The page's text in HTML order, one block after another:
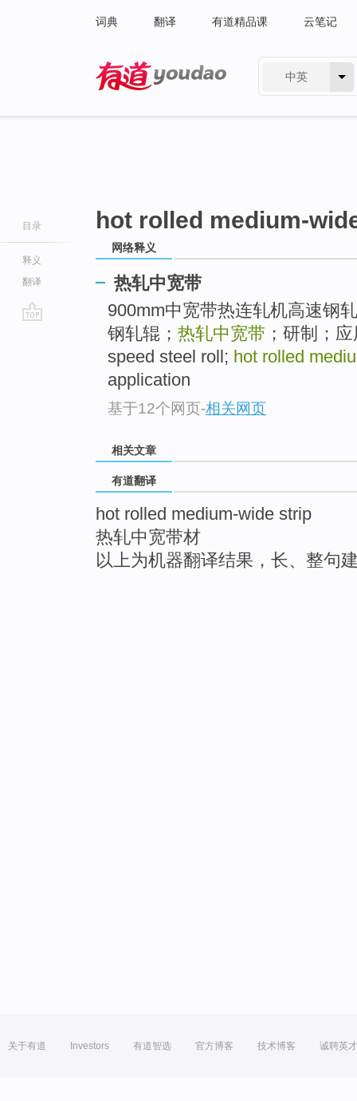
词典 翻译 有道精品课 云笔记
中英
目录
释义
翻译
hot rolled medium-
网络释义
热轧中宽带
900mm中宽带热连轧机高速钢
钢轧辊； 热轧中宽带 ；研制；
speed steel roll; hot rolled
application
基于12个网页-相关网页
相关文章
有道翻译
hot rolled medium-wide strip
热轧中宽带材
以上为机器翻译结果，长、整句
关于有道 Investors 有道智选 官方博客 技术博客 诚聘英才